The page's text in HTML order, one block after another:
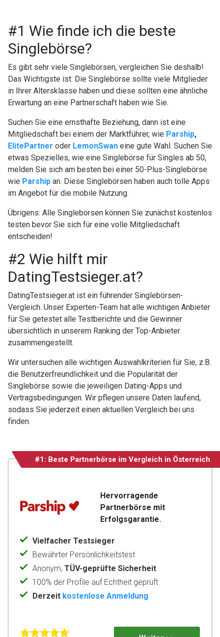
#1 Wie finde ich die beste
Singlebörse?
Es gibt sehr viele Singlebörsen, vergleichen Sie deshalb!
Das Wichtigste ist: Die Singlebörse sollte viele Mitglieder
in Ihrer Altersklasse haben und diese sollten eine ähnliche
Erwartung an eine Partnerschaft haben wie Sie.
Suchen Sie eine ernsthafte Beziehung, dann ist eine
Mitgliedschaft bei einem der Marktführer, wie Parship,
ElitePartner oder LemonSwan eine gute Wahl. Suchen Sie
etwas Spezielles, wie eine Singlebörse für Singles ab 50,
melden Sie sich am besten bei einer 50-Plus-Singlebörse
wie Parship an. Diese Singlebörsen haben auch tolle Apps
im Angebot für die mobile Nutzung.
Übrigens: Alle Singlebörsen können Sie zunächst kostenlos
testen bevor Sie sich für eine volle Mitgliedschaft
entscheiden!
#2 Wie hilft mir
DatingTestsieger.at?
DatingTestsieger.at ist ein führender Singlebörsen-
Vergleich. Unser Experten-Team hat alle wichtigen Anbieter
für Sie getestet alle Testberichte und die Gewinner
übersichtlich in unserem Ranking der Top-Anbieter
zusammengestellt.
Wir untersuchen alle wichtigen Auswahlkriterien für Sie, z.B.
die Benutzerfreundlichkeit und die Popularität der
Singlebörse sowie die jeweiligen Dating-Apps und
Vertragsbedingungen. Wir pflegen unsere Daten laufend,
sodass Sie jederzeit einen aktuellen Vergleich bei uns
finden.
#1: Beste Partnerbörse im Vergleich in Österreich
Hervorragende
Partnerbörse mit
Vielfacher Testsieger
Bewährter Persönlichkeitstest
Anonym, TÜV-geprüfte Sicherheit
100% der Profile auf Echtheit geprüft
Derzeit kostenlose Anmeldung